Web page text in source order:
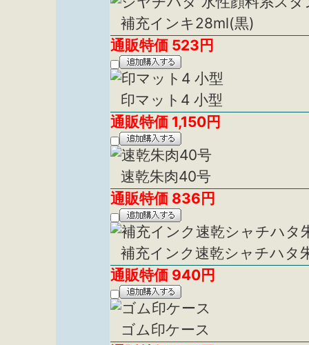
補充インキ28ml(黒)
通販特価 523 円
印マット4 小型
通販特価 1,150円
速乾朱肉40号
通販特価 836 円
補充インク速乾シャチハタ
通販特価 940円
ゴム印ケース